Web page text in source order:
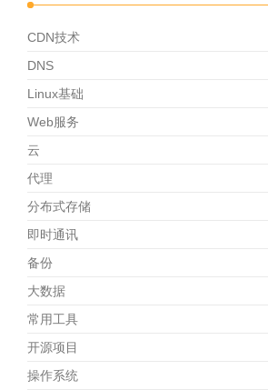
CDN技术
DNS
Linux基础
Web服务
云
代理
分布式存储
即时通讯
备份
大数据
常用工具
开源项目
操作系统